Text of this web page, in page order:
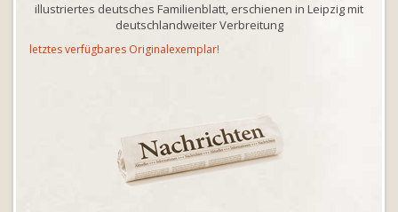
illustriertes deutsches Familienblatt, erschienen in Leipzig mit
deutschlandweiter Verbreitung
letztes verfügbares Originalexemplar!